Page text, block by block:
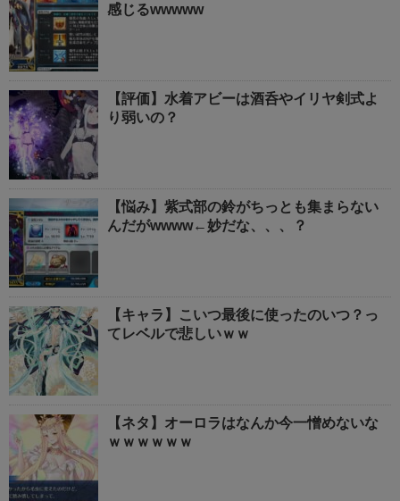
感じるwwwww
【評価】水着アビーは酒呑やイリヤ剣式よ
り弱いの？
【悩み】紫式部の鈴がちっとも集まらない
んだがwwww←妙だな、、、？
【キャラ】こいつ最後に使ったのいつ？っ
てレベルで悲しいｗｗ
【ネタ】オーロラはなんか今一憎めないな
ｗｗｗｗｗｗ